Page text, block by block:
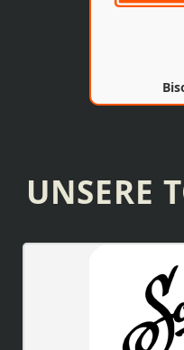
UNSERE